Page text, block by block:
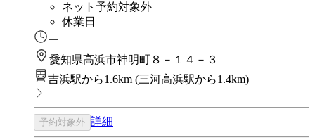
ネット予約対象外
休業日
ー
愛知県高浜市神明町８－１４－３
吉浜駅から1.6km (三河高浜駅から1.4km)
予約対象外 詳細